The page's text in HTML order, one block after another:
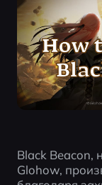
Black Beacon,
Glohow,